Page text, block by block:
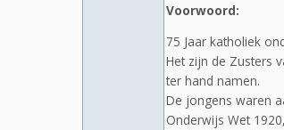
Voorwoord:
75 Jaar katholiek
Het zijn de Zusters
ter hand namen.
De jongens waren
Onderwijs Wet